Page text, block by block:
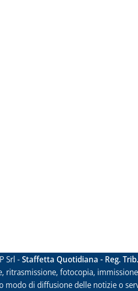
Srl -Staffetta Quotidiana - Reg.
ritrasmissione, fotocopia,
modo di diffusione delle notizie o